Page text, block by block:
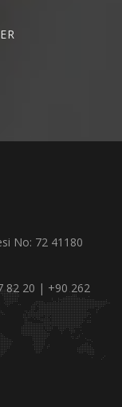
No: 72 41180
82 20 | +90 262